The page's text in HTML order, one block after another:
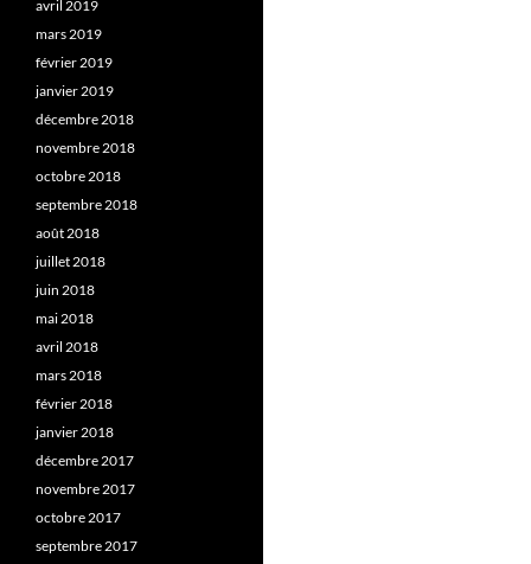
avril 2019
mars 2019
février 2019
janvier 2019
décembre 2018
novembre 2018
octobre 2018
septembre 2018
août 2018
juillet 2018
juin 2018
mai 2018
avril 2018
mars 2018
février 2018
janvier 2018
décembre 2017
novembre 2017
octobre 2017
septembre 2017